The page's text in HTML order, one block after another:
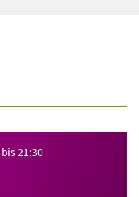
bis21:30